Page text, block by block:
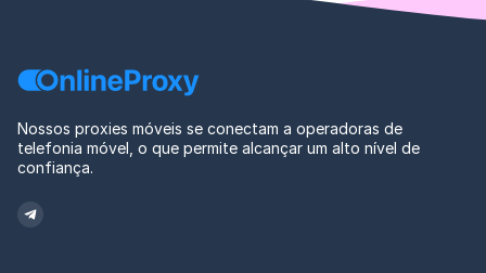
Nossos proxies móveis se conectam a operadoras de
telefonia móvel, o que permite alcançar um alto nível de
confiança.